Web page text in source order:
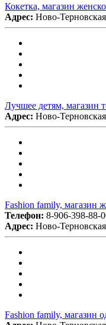
Кокетка, магазин
Адрес: Ново-
Лучшее детям, магазин
Адрес: Ново-
Fashion family, магазин
Телефон: 8-906-398-88-
Адрес: Ново-
Fashion family, магазин